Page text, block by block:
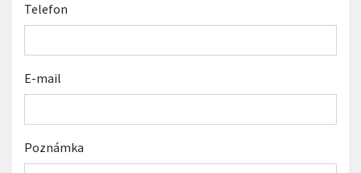
Telefon
E-mail
Poznámka